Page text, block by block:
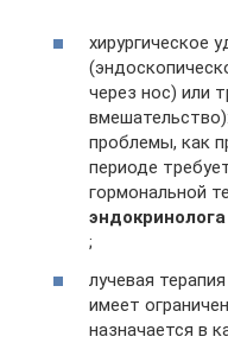
хирургическое
через нос) или
проблемы, как
периоде
гормональной
эндокринолога
;
лучевая
имеет
назначается в